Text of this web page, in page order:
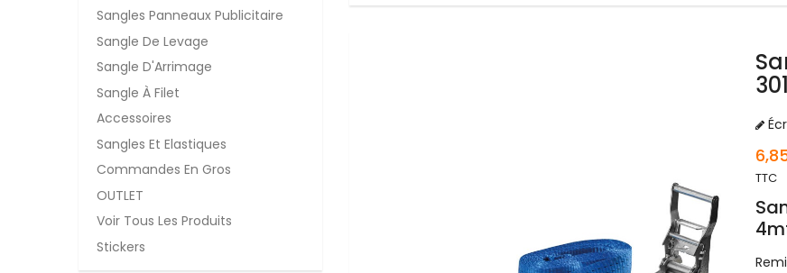
Sangles Panneaux Publicitaire
Sangle De Levage
Sangle D'Arrimage
Sangle À Filet
Accessoires
Sangles Et Elastiques
Commandes En Gros
OUTLET
Voir Tous Les Produits
Stickers
TTC